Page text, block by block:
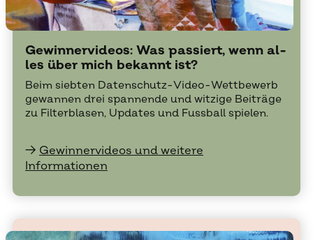
Ge­win­ner­vi­de­os: Was pas­siert, wenn al­
les über mich be­kannt ist?
Beim sieb­ten Da­ten­schutz-Vi­deo-Wett­be­werb
ge­wan­nen drei span­nen­de und wit­zi­ge Bei­trä­ge
zu Fil­ter­bla­sen, Up­dates und Fuss­ball spie­len.
→ Gewinnervideos und weitere
Informationen